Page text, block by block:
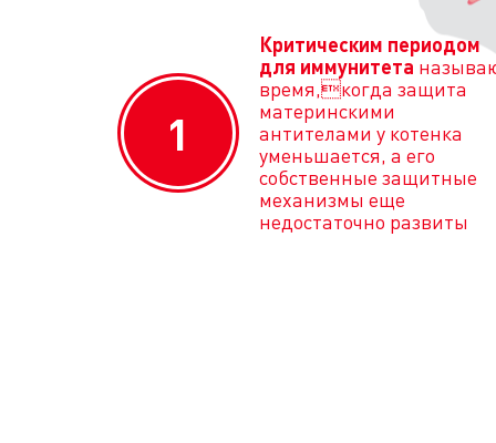
1
Критическим периодом
для иммунитета
время,когда защита
материнскими
антителами у котенка
уменьшается, а его
собственные защитные
механизмы еще
недостаточно развиты